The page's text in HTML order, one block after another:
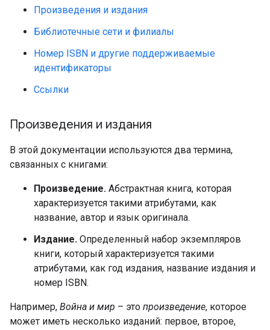
Произведения и издания
Библиотечные сети и филиалы
Номер ISBN и другие поддерживаемые
идентификаторы
Ссылки
Произведения и издания
В этой документации используются два термина,
связанных с книгами:
Произведение. Абстрактная книга, которая
характеризуется такими атрибутами, как
название, автор и язык оригинала.
Издание. Определенный набор экземпляров
книги, который характеризуется такими
атрибутами, как год издания, название издания и
номер ISBN.
Например, Война и мир – это произведение, которое
может иметь несколько изданий: первое, второе,